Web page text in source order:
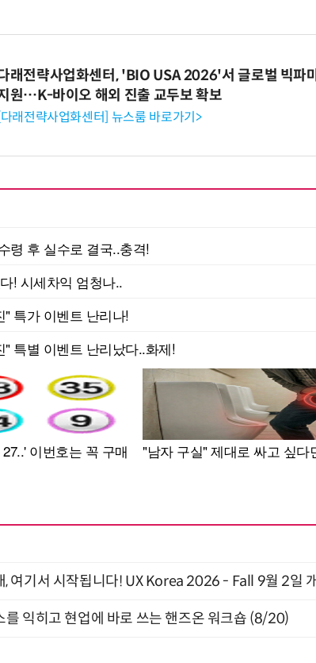
래전략사업화센터, 'BIO USA 2026'서 글로벌 빅파
원…K-바이오 해외 진출 교두보 확보
[다래전략사업화센터] 뉴스룸 바로가기>
, 여기서 시작됩니다! UX Korea 2026 - Fall 9월 2일
를 익히고 현업에 바로 쓰는 핸즈온 워크숍 (8/20)